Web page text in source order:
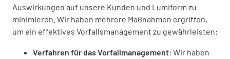
Auswirkungen auf unsere Kunden und Lumiform zu
minimieren. Wir haben mehrere Maßnahmen ergriffen,
um ein effektives Vorfallsmanagement zu gewährleisten:
Verfahren für das Vorfallmanagement: Wir haben